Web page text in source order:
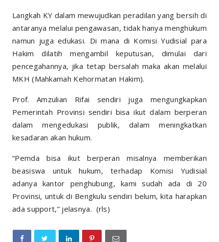
Langkah KY dalam mewujudkan peradilan yang bersih di
antaranya melalui pengawasan, tidak hanya menghukum
namun juga edukasi. Di mana di Komisi Yudisial para
Hakim dilatih mengambil keputusan, dimulai dari
pencegahannya, jika tetap bersalah maka akan melalui
MKH (Mahkamah Kehormatan Hakim).
Prof. Amzulian Rifai sendiri juga mengungkapkan
Pemerintah Provinsi sendiri bisa ikut dalam berperan
dalam mengedukasi publik, dalam meningkatkan
kesadaran akan hukum.
“Pemda bisa ikut berperan misalnya memberikan
beasiswa untuk hukum, terhadap Komisi Yudisial
adanya kantor penghubung, kami sudah ada di 20
Provinsi, untuk di Bengkulu sendiri belum, kita harapkan
ada support,” jelasnya. (rls)